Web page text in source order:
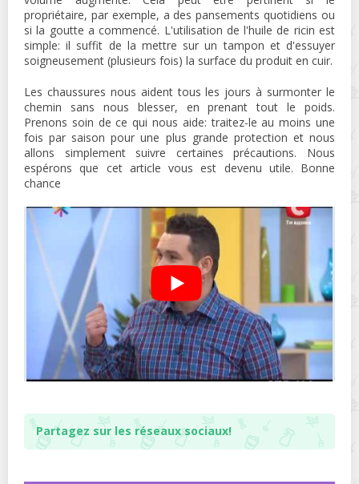
propriétaire, par exemple, a des pansements quotidiens ou
si la goutte a commencé. L'utilisation de l'huile de ricin est
simple: il suffit de la mettre sur un tampon et d'essuyer
soigneusement (plusieurs fois) la surface du produit en cuir.
Les chaussures nous aident tous les jours à surmonter le
chemin sans nous blesser, en prenant tout le poids.
Prenons soin de ce qui nous aide: traitez-le au moins une
fois par saison pour une plus grande protection et nous
allons simplement suivre certaines précautions. Nous
espérons que cet article vous est devenu utile. Bonne
chance
Partagez sur les réseaux sociaux!